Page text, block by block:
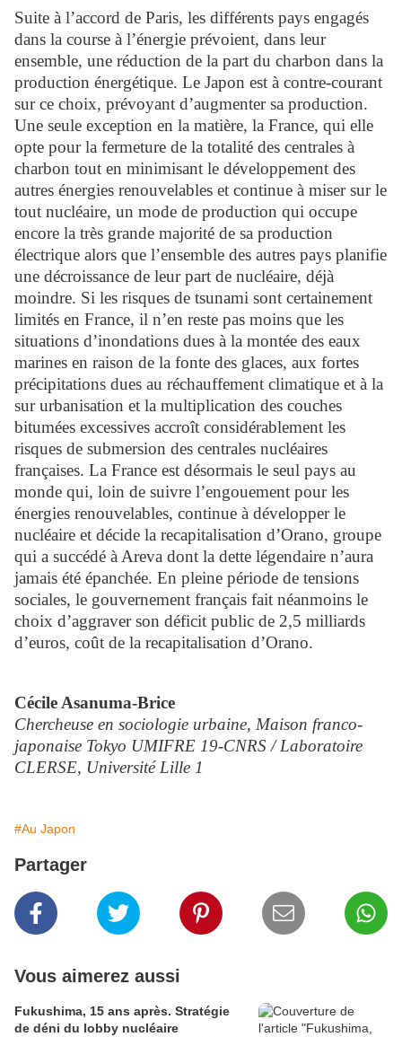
Suite à l’accord de Paris, les différents pays engagés
dans la course à l’énergie prévoient, dans leur
ensemble, une réduction de la part du charbon dans la
production énergétique. Le Japon est à contre-courant
sur ce choix, prévoyant d’augmenter sa production.
Une seule exception en la matière, la France, qui elle
opte pour la fermeture de la totalité des centrales à
charbon tout en minimisant le développement des
autres énergies renouvelables et continue à miser sur le
tout nucléaire, un mode de production qui occupe
encore la très grande majorité de sa production
électrique alors que l’ensemble des autres pays planifie
une décroissance de leur part de nucléaire, déjà
moindre. Si les risques de tsunami sont certainement
limités en France, il n’en reste pas moins que les
situations d’inondations dues à la montée des eaux
marines en raison de la fonte des glaces, aux fortes
précipitations dues au réchauffement climatique et à la
sur urbanisation et la multiplication des couches
bitumées excessives accroît considérablement les
risques de submersion des centrales nucléaires
françaises. La France est désormais le seul pays au
monde qui, loin de suivre l’engouement pour les
énergies renouvelables, continue à développer le
nucléaire et décide la recapitalisation d’Orano, groupe
qui a succédé à Areva dont la dette légendaire n’aura
jamais été épanchée. En pleine période de tensions
sociales, le gouvernement français fait néanmoins le
choix d’aggraver son déficit public de 2,5 milliards
d’euros, coût de la recapitalisation d’Orano.
Cécile Asanuma-Brice
Chercheuse en sociologie urbaine, Maison franco-
japonaise Tokyo UMIFRE 19-CNRS / Laboratoire
CLERSE, Université Lille 1
#Au Japon
Partager
Vous aimerez aussi
Fukushima, 15 ans après. Stratégie
de déni du lobby nucléaire